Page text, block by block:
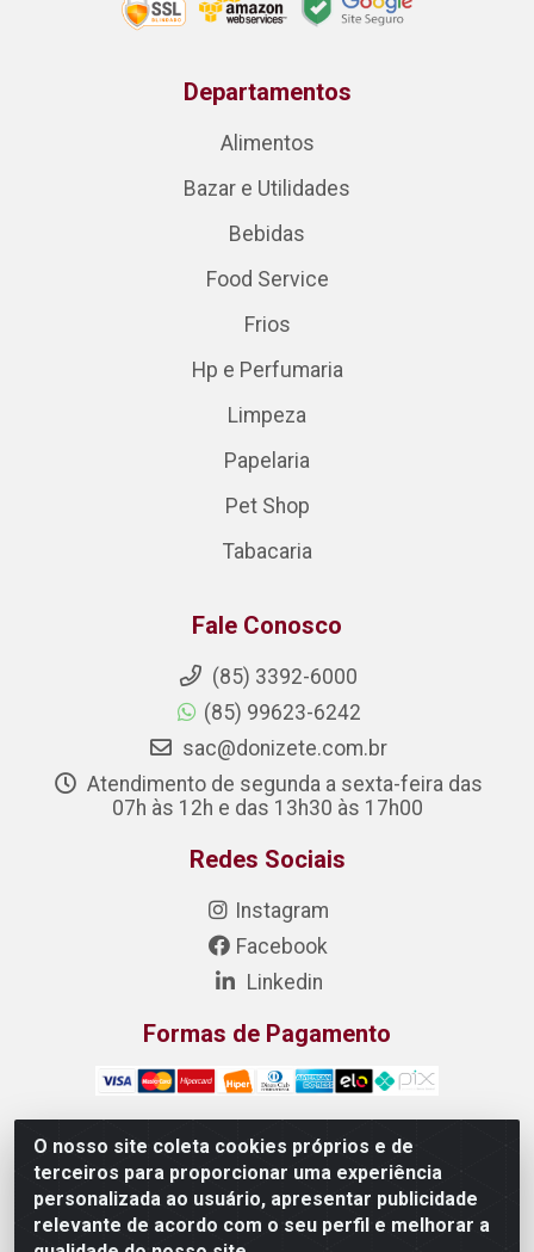
O nosso site coleta cookies próprios e de
terceiros para proporcionar uma experiência
personalizada ao usuário, apresentar publicidade
relevante de acordo com o seu perfil e melhorar a
Departamentos
Alimentos
Bazar e Utilidades
Bebidas
Food Service
Frios
Hp e Perfumaria
Limpeza
Papelaria
Pet Shop
Tabacaria
Fale Conosco
(85) 3392-6000
(85) 99623-6242
sac@donizete.com.br
Atendimento de segunda a sexta-feira das
07h às 12h e das 13h30 às 17h00
Redes Sociais
Instagram
Facebook
Linkedin
Formas de Pagamento
DONIZETE DISTRIBUIDORA DE ALIMENTOS S/A - Rua
Raimundo Matias, 377 - Pedras, Itaitinga/CE - CEP
61.887-880 - CNPJ 23.577.851/0001-05